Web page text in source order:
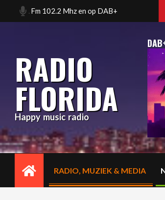
Fm 102.2 Mhz en op DAB+ Happy
RADIO
FLORIDA
Happy music radio
Primary
Navigation
RADIO, MUZIEK & MEDIA